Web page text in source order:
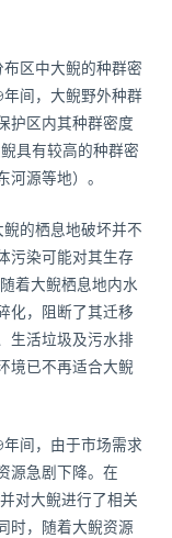
区中大鲵的种群密
间，大鲵野外种群
护区内其种群密度
具有较高的种群密
源等地）。
的栖息地破坏并不
污染可能对其生存
着大鲵栖息地内水
化，阻断了其迁移
生活垃圾及污水排
境已不再适合大鲵
间，由于市场需求
源急剧下降。在
对大鲵进行了相关
时，随着大鲵资源